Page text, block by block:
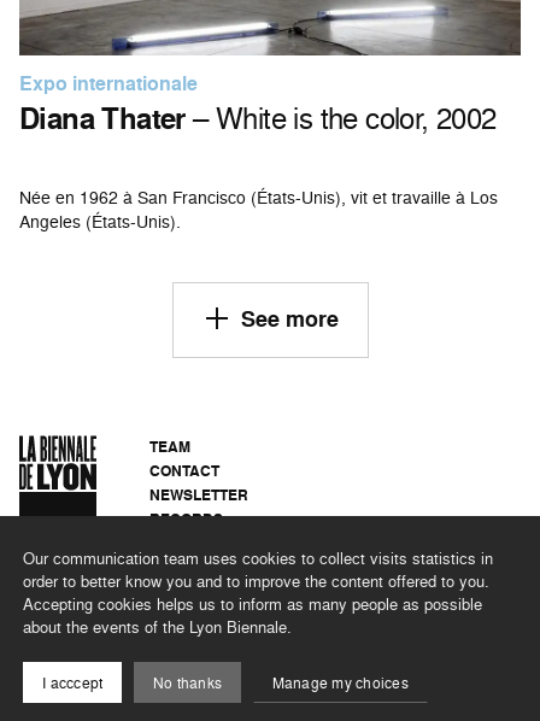
Our communication team uses cookies to collect visits statistics in
order to better know you and to improve the content offered to you.
Accepting cookies helps us to inform as many people as possible
about the events of the Lyon Biennale.
I acccept No thanks Manage my choices
Expo internationale
Diana Thater– White is the color, 2002
Née en 1962 à San Francisco (États-Unis), vit et travaille à Los
Angeles (États-Unis).
See more
TEAM
CONTACT
NEWSLETTER
RECORDS
LEGAL NOTICES
CSR PROGRAMME
©2026 BIENNALE DE LYON